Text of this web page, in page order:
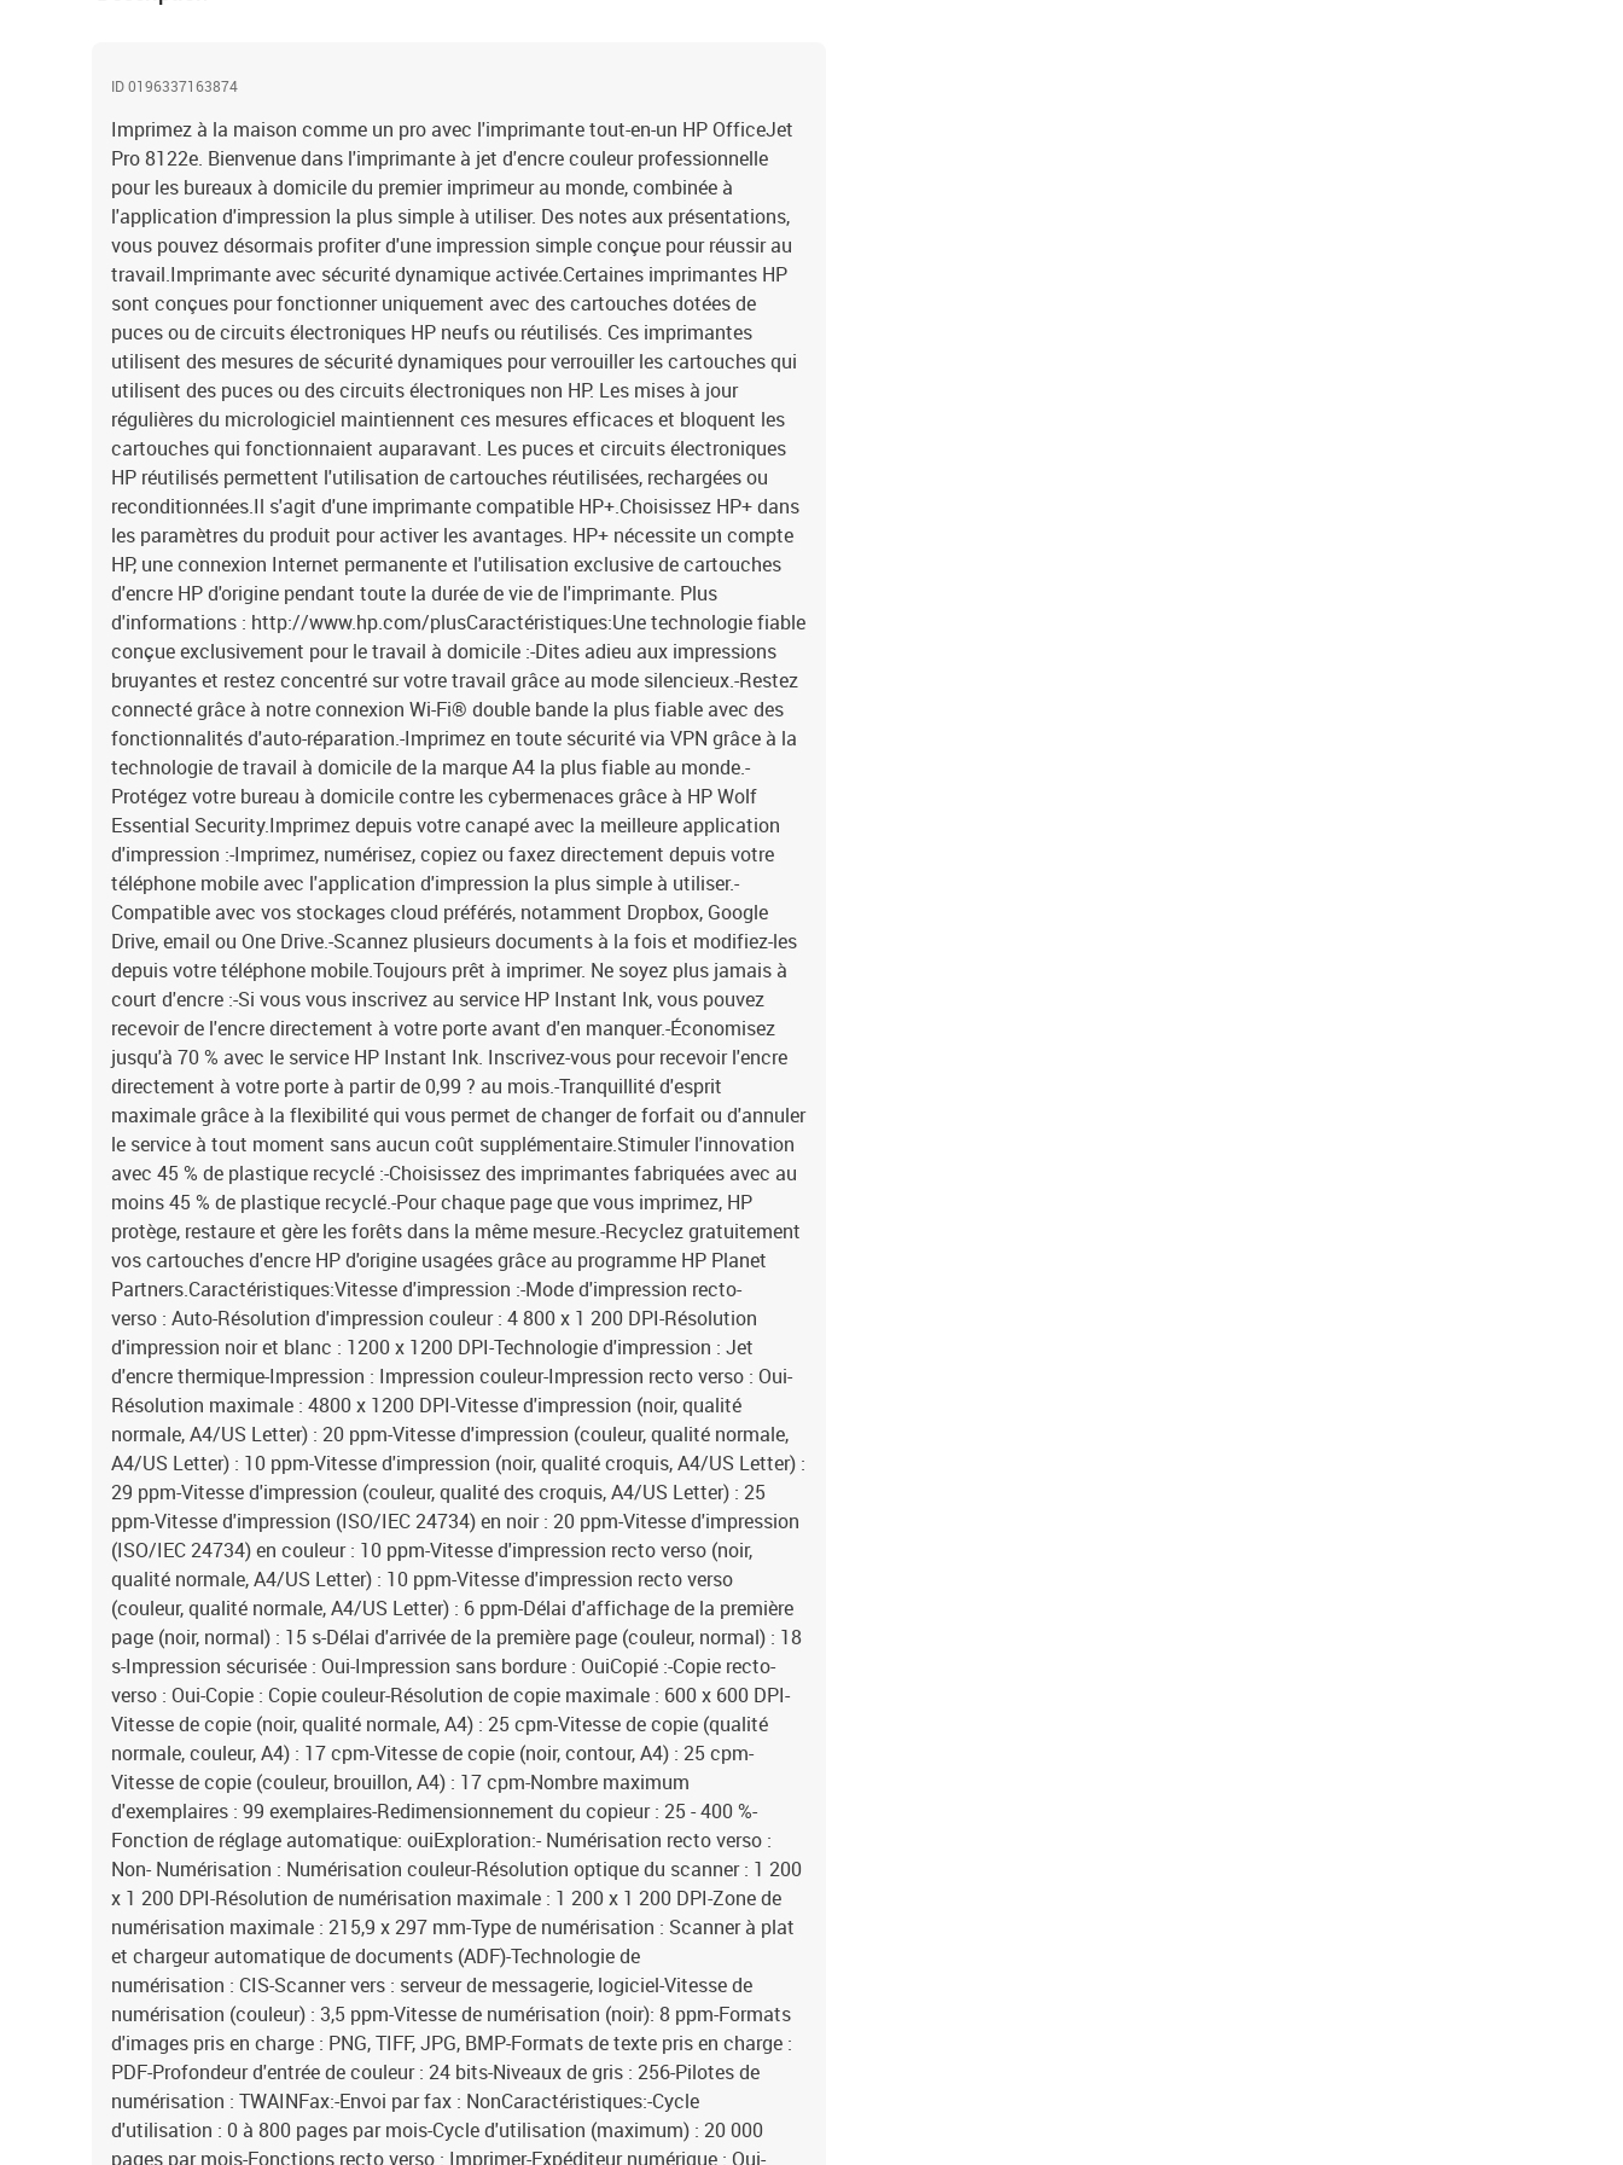
ID 0196337163874
Imprimez à la maison comme un pro avec l'imprimante tout-en-un HP OfficeJet
Pro 8122e. Bienvenue dans l'imprimante à jet d'encre couleur professionnelle
pour les bureaux à domicile du premier imprimeur au monde, combinée à
l'application d'impression la plus simple à utiliser. Des notes aux présentations,
vous pouvez désormais profiter d'une impression simple conçue pour réussir au
travail.Imprimante avec sécurité dynamique activée.Certaines imprimantes HP
sont conçues pour fonctionner uniquement avec des cartouches dotées de
puces ou de circuits électroniques HP neufs ou réutilisés. Ces imprimantes
utilisent des mesures de sécurité dynamiques pour verrouiller les cartouches qui
utilisent des puces ou des circuits électroniques non HP. Les mises à jour
régulières du micrologiciel maintiennent ces mesures efficaces et bloquent les
cartouches qui fonctionnaient auparavant. Les puces et circuits électroniques
HP réutilisés permettent l'utilisation de cartouches réutilisées, rechargées ou
reconditionnées.Il s'agit d'une imprimante compatible HP+.Choisissez HP+ dans
les paramètres du produit pour activer les avantages. HP+ nécessite un compte
HP, une connexion Internet permanente et l'utilisation exclusive de cartouches
d'encre HP d'origine pendant toute la durée de vie de l'imprimante. Plus
d'informations : http://www.hp.com/plusCaractéristiques:Une technologie fiable
conçue exclusivement pour le travail à domicile :-Dites adieu aux impressions
bruyantes et restez concentré sur votre travail grâce au mode silencieux.-Restez
connecté grâce à notre connexion Wi-Fi® double bande la plus fiable avec des
fonctionnalités d'auto-réparation.-Imprimez en toute sécurité via VPN grâce à la
technologie de travail à domicile de la marque A4 la plus fiable au monde.-
Protégez votre bureau à domicile contre les cybermenaces grâce à HP Wolf
Essential Security.Imprimez depuis votre canapé avec la meilleure application
d'impression :-Imprimez, numérisez, copiez ou faxez directement depuis votre
téléphone mobile avec l'application d'impression la plus simple à utiliser.-
Compatible avec vos stockages cloud préférés, notamment Dropbox, Google
Drive, email ou One Drive.-Scannez plusieurs documents à la fois et modifiez-les
depuis votre téléphone mobile.Toujours prêt à imprimer. Ne soyez plus jamais à
court d'encre :-Si vous vous inscrivez au service HP Instant Ink, vous pouvez
recevoir de l'encre directement à votre porte avant d'en manquer.-Économisez
jusqu'à 70 % avec le service HP Instant Ink. Inscrivez-vous pour recevoir l'encre
directement à votre porte à partir de 0,99 ? au mois.-Tranquillité d'esprit
maximale grâce à la flexibilité qui vous permet de changer de forfait ou d'annuler
le service à tout moment sans aucun coût supplémentaire.Stimuler l'innovation
avec 45 % de plastique recyclé :-Choisissez des imprimantes fabriquées avec au
moins 45 % de plastique recyclé.-Pour chaque page que vous imprimez, HP
protège, restaure et gère les forêts dans la même mesure.-Recyclez gratuitement
vos cartouches d'encre HP d'origine usagées grâce au programme HP Planet
Partners.Caractéristiques:Vitesse d'impression :-Mode d'impression recto-
verso : Auto-Résolution d'impression couleur : 4 800 x 1 200 DPI-Résolution
d'impression noir et blanc : 1200 x 1200 DPI-Technologie d'impression : Jet
d'encre thermique-Impression : Impression couleur-Impression recto verso : Oui-
Résolution maximale : 4800 x 1200 DPI-Vitesse d'impression (noir, qualité
normale, A4/US Letter) : 20 ppm-Vitesse d'impression (couleur, qualité normale,
A4/US Letter) : 10 ppm-Vitesse d'impression (noir, qualité croquis, A4/US Letter) :
29 ppm-Vitesse d'impression (couleur, qualité des croquis, A4/US Letter) : 25
ppm-Vitesse d'impression (ISO/IEC 24734) en noir : 20 ppm-Vitesse d'impression
(ISO/IEC 24734) en couleur : 10 ppm-Vitesse d'impression recto verso (noir,
qualité normale, A4/US Letter) : 10 ppm-Vitesse d'impression recto verso
(couleur, qualité normale, A4/US Letter) : 6 ppm-Délai d'affichage de la première
page (noir, normal) : 15 s-Délai d'arrivée de la première page (couleur, normal) : 18
s-Impression sécurisée : Oui-Impression sans bordure : OuiCopié :-Copie recto-
verso : Oui-Copie : Copie couleur-Résolution de copie maximale : 600 x 600 DPI-
Vitesse de copie (noir, qualité normale, A4) : 25 cpm-Vitesse de copie (qualité
normale, couleur, A4) : 17 cpm-Vitesse de copie (noir, contour, A4) : 25 cpm-
Vitesse de copie (couleur, brouillon, A4) : 17 cpm-Nombre maximum
d'exemplaires : 99 exemplaires-Redimensionnement du copieur : 25 - 400 %-
Fonction de réglage automatique: ouiExploration:- Numérisation recto verso :
Non- Numérisation : Numérisation couleur-Résolution optique du scanner : 1 200
x 1 200 DPI-Résolution de numérisation maximale : 1 200 x 1 200 DPI-Zone de
numérisation maximale : 215,9 x 297 mm-Type de numérisation : Scanner à plat
et chargeur automatique de documents (ADF)-Technologie de
numérisation : CIS-Scanner vers : serveur de messagerie, logiciel-Vitesse de
numérisation (couleur) : 3,5 ppm-Vitesse de numérisation (noir): 8 ppm-Formats
d'images pris en charge : PNG, TIFF, JPG, BMP-Formats de texte pris en charge :
PDF-Profondeur d'entrée de couleur : 24 bits-Niveaux de gris : 256-Pilotes de
numérisation : TWAINFax:-Envoi par fax : NonCaractéristiques:-Cycle
d'utilisation : 0 à 800 pages par mois-Cycle d'utilisation (maximum) : 20 000
pages par mois-Fonctions recto verso : Imprimer-Expéditeur numérique : Oui-